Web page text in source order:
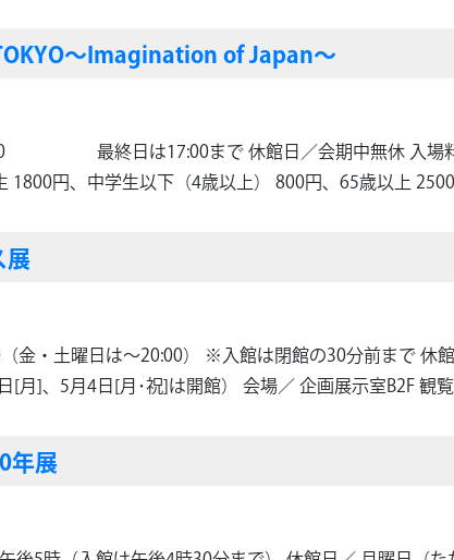
～Imagination of Japan～
最終日は17:00まで 休館日／会期中無休 入場料
1800円、中学生以下（4歳以上） 800円、65歳以上
展
金・土曜日は～20:00） ※入館は閉館の30分前まで 休
[月]、5月4日[月･祝]は開館） 会場／ 企画展示室B2F 観
年展